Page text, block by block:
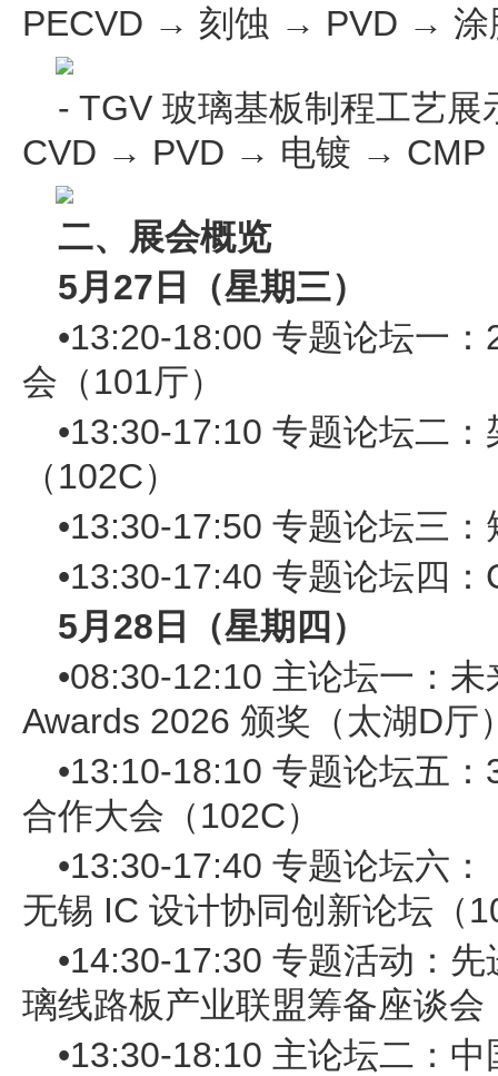
PECVD → 刻蚀 → PVD →
- TGV 玻璃基板制程工艺
CVD → PVD → 电镀 →
二、展会概览
5月27日（星期三）
•13:20-18:00 专题论坛一
会（101厅）
•13:30-17:10 专题论坛二
（102C）
•13:30-17:50 专题论坛三
•13:30-17:40 专题论坛四
5月28日（星期四）
•08:30-12:10 主论坛一：
Awards 2026 颁奖（太湖D厅
•13:10-18:10 专题论坛五
合作大会（102C）
•13:30-17:40 专题论坛六
无锡 IC 设计协同创新论坛（
•14:30-17:30 专题活动：
璃线路板产业联盟筹备座谈会
•13:30-18:10 主论坛二：